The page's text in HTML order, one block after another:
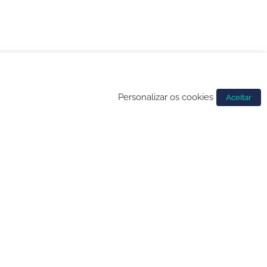
Personalizar os cookies Aceitar